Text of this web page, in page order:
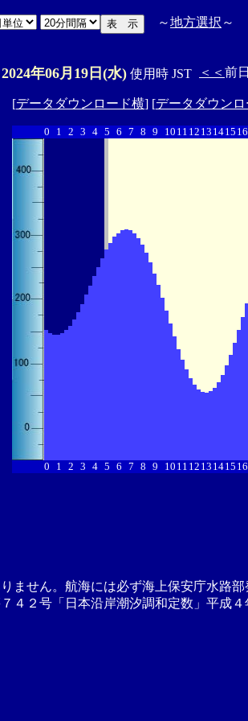
～地方選択 ～
2024年06月19日(水) 使用時 JST ＜＜ 前日
[データダウンロード横] [データダウン
0 1 2 3 4 5 6 7 8 9 10 11 12 13 1415 16
0 1 2 3 4 5 6 7 8 9 10 11 12 13 1415 16
ません。航海には必ず海上保安庁水路部
４２号「日本沿岸潮汐調和定数」平成４